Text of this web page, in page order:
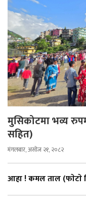
मुसिकोटमा भव्य
सहित)
मंगलबार, असोज २१, २०८२
आहा ! कमल ताल (फाेटाे